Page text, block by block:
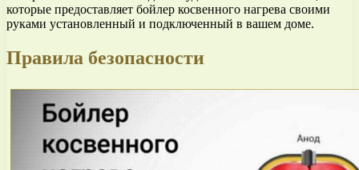
которые предоставляет бойлер косвенного нагрева своими
руками установленный и подключенный в вашем доме.
Правила безопасности